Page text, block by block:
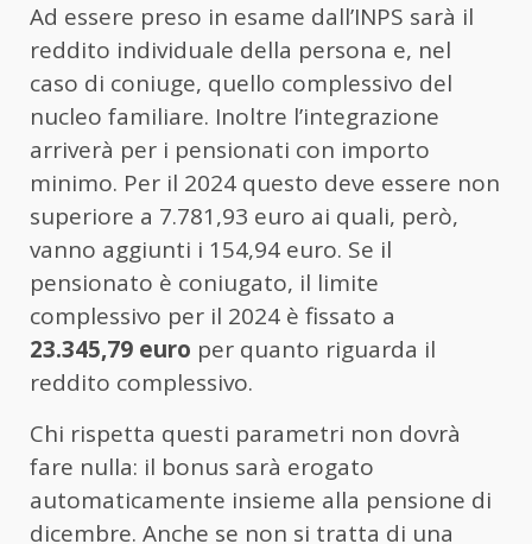
Ad essere preso in esame dall’INPS sarà il
reddito individuale della persona e, nel
caso di coniuge, quello complessivo del
nucleo familiare. Inoltre l’integrazione
arriverà per i pensionati con importo
minimo. Per il 2024 questo deve essere non
superiore a 7.781,93 euro ai quali, però,
vanno aggiunti i 154,94 euro. Se il
pensionato è coniugato, il limite
complessivo per il 2024 è fissato a
23.345,79 euro per quanto riguarda il
reddito complessivo.
Chi rispetta questi parametri non dovrà
fare nulla: il bonus sarà erogato
automaticamente insieme alla pensione di
dicembre. Anche se non si tratta di una